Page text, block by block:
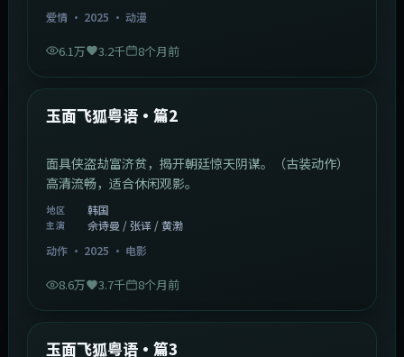
爱情· 2025 · 动漫
6.1万 3.2千 8个月前
最新
玉面飞狐粤语·篇2
面具侠盗劫富济贫，揭开朝廷惊天阴谋。（古装动作）
高清流畅，适合休闲观影。
地区 韩国
主演
佘诗曼 / 张译 / 黄渤
动作· 2025 · 电影
8.6万 3.7千 8个月前
最新
玉面飞狐粤语·篇3